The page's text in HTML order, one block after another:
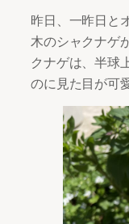
昨日、一昨日と
木のシャクナゲ
クナゲは、半球
のに見た目が可